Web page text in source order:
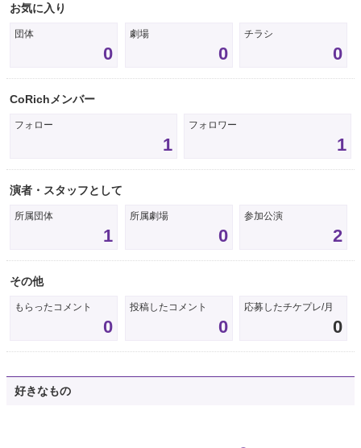
お気に入り
団体
0
劇場
0
チラシ
0
CoRichメンバー
フォロー
1
フォロワー
1
演者・スタッフとして
所属団体
1
所属劇場
0
参加公演
2
その他
もらったコメント
0
投稿したコメント
0
応募したチケプレ/月
0
好きなもの